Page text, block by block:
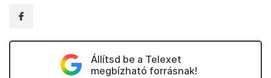
Állítsd be a Telexet
megbízható forrásnak!